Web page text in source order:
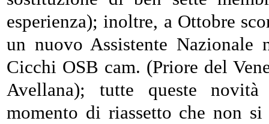
esperienza); inoltre, a Ottobre
un nuovo Assistente Nazionale
Cicchi OSB cam. (Priore del
Avellana); tutte queste
momento di riassetto che non